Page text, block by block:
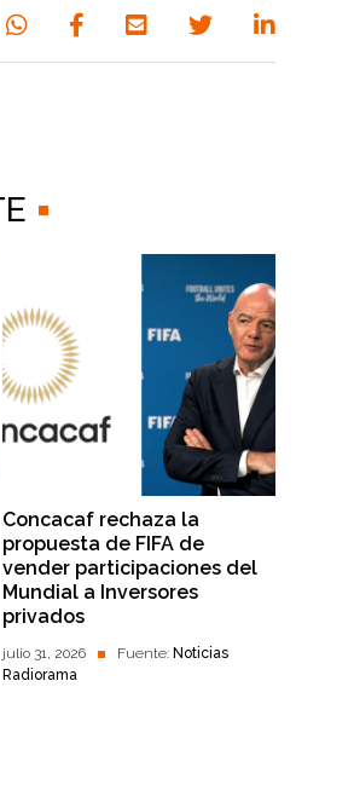
Concacaf rechaza la
propuesta de FIFA de
vender participaciones del
Mundial a Inversores
privados
julio 31, 2026 Fuente: Noticias
Radiorama